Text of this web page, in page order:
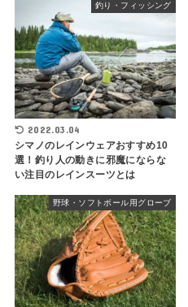
釣り・フィッシング
2022.03.04
シマノのレインウェアおすすめ10
選！釣り人の動きに邪魔にならな
い注目のレインスーツとは
野球・ソフトボール用グローブ